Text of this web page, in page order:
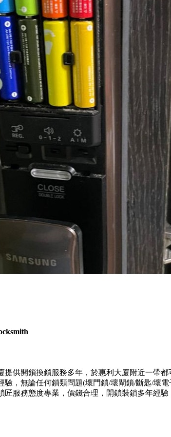
供開鎖換鎖服務多年，於惠利大廈附近一帶
，無論任何鎖類問題(壞門鎖/壞閘鎖/斷匙/壞
服務態度專業，價錢合理，開鎖裝鎖多年經